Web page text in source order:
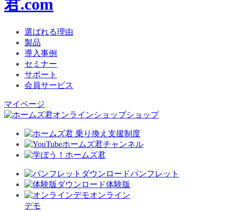
選ばれる理由
製品
導入事例
セミナー
サポート
会員サービス
マイページ
ショップ
パンフレット
体験版
オンライン
デモ